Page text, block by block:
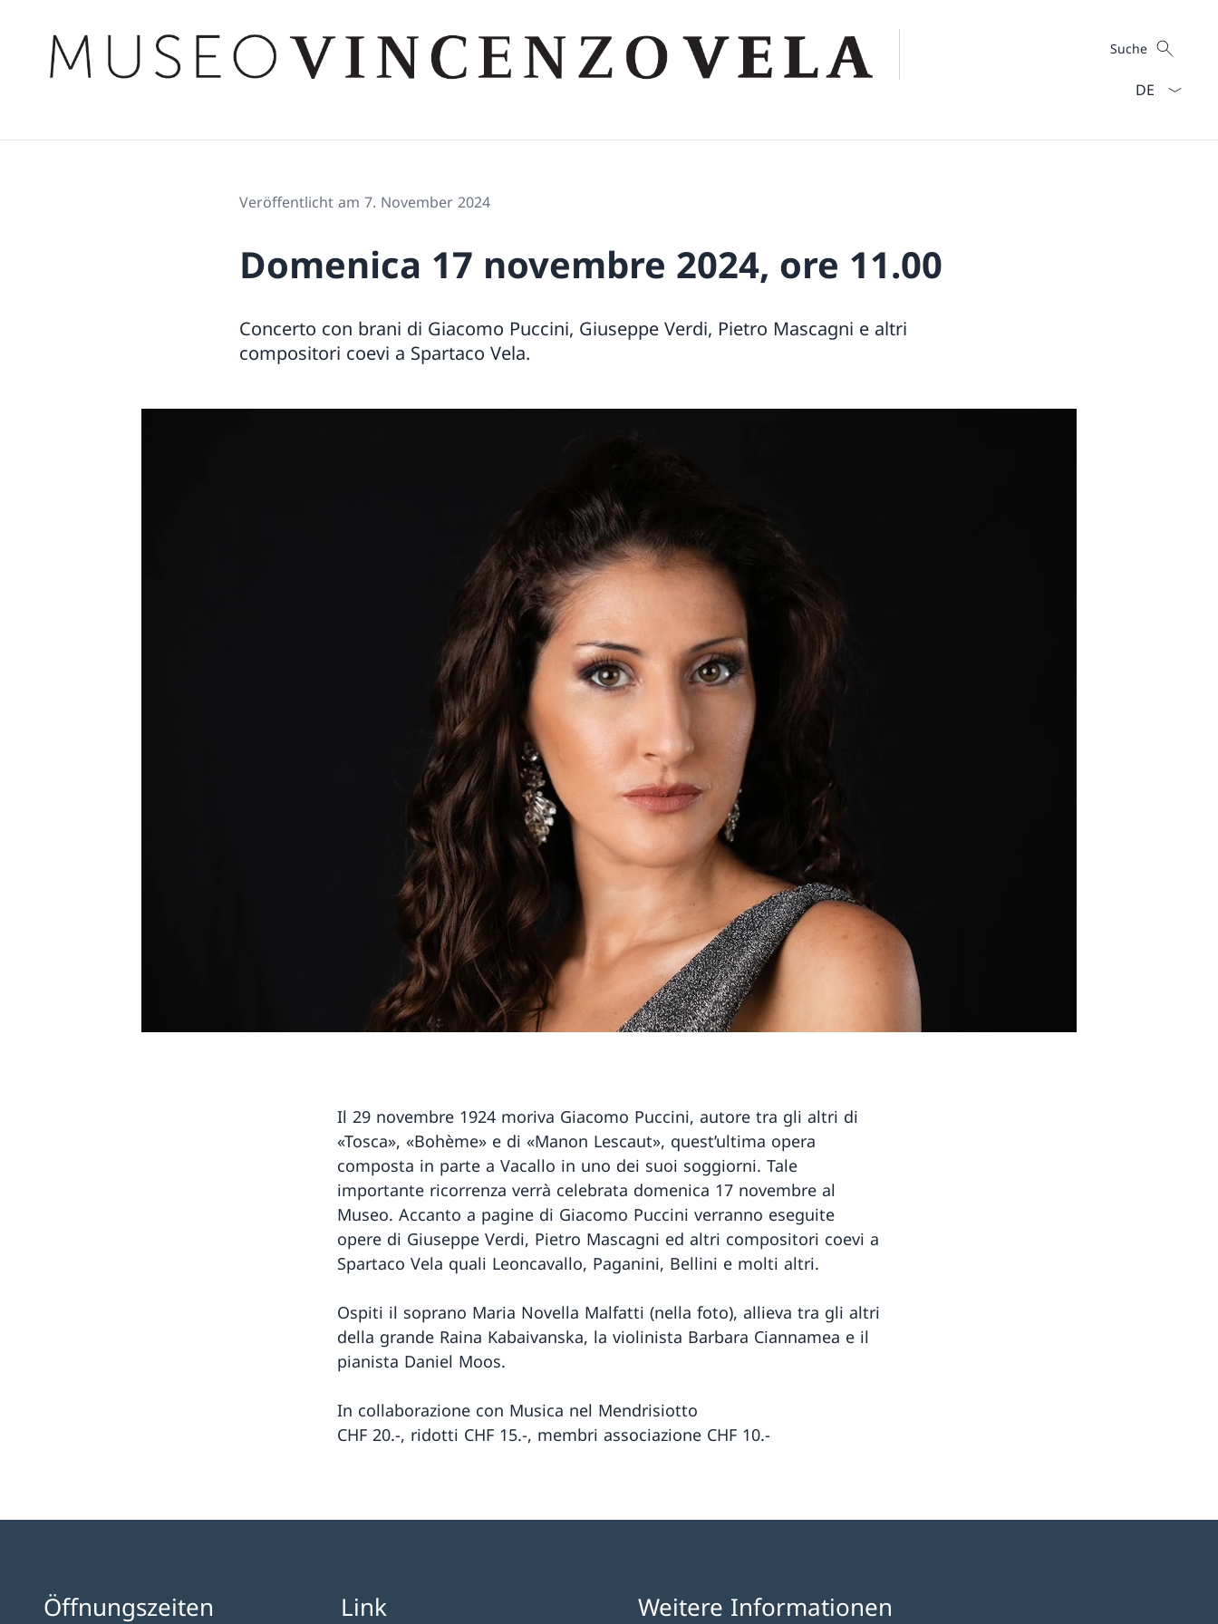
Suche
Suche
Veröffentlicht am 7. November 2024
Domenica 17 novembre 2024, ore 11.00
Concerto con brani di Giacomo Puccini, Giuseppe Verdi, Pietro Mascagni e altri
compositori coevi a Spartaco Vela.
Il 29 novembre 1924 moriva Giacomo Puccini, autore tra gli altri di
«Tosca», «Bohème» e di «Manon Lescaut», quest’ultima opera
composta in parte a Vacallo in uno dei suoi soggiorni. Tale
importante ricorrenza verrà celebrata domenica 17 novembre al
Museo. Accanto a pagine di Giacomo Puccini verranno eseguite
opere di Giuseppe Verdi, Pietro Mascagni ed altri compositori coevi a
Spartaco Vela quali Leoncavallo, Paganini, Bellini e molti altri.
Ospiti il soprano Maria Novella Malfatti (nella foto), allieva tra gli altri
della grande Raina Kabaivanska, la violinista Barbara Ciannamea e il
pianista Daniel Moos.
In collaborazione con Musica nel Mendrisiotto
CHF 20.-, ridotti CHF 15.-, membri associazione CHF 10.-
Öffnungszeiten Link Weitere Informationen